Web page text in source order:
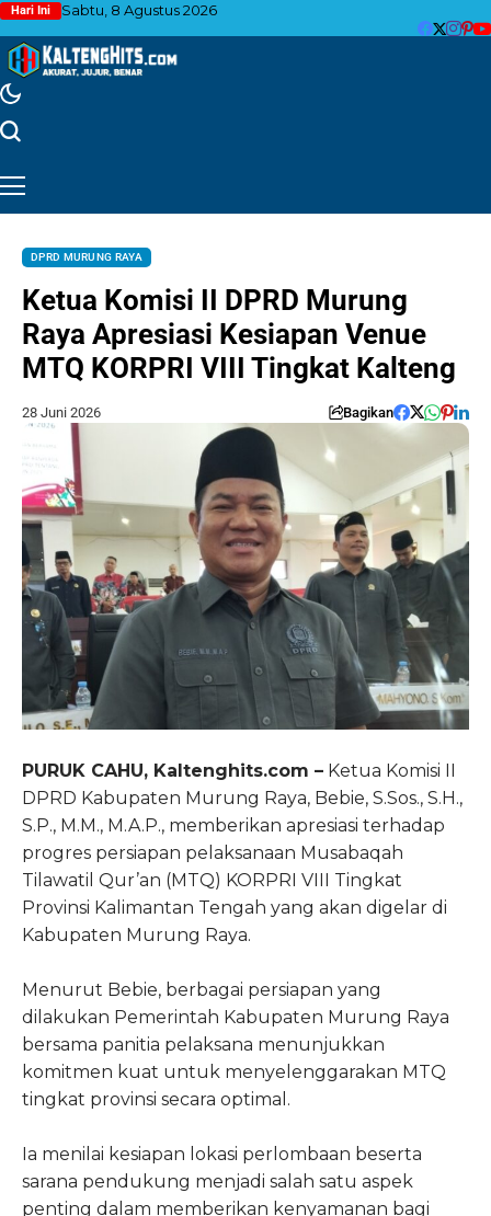
Hari Ini Sabtu, 8 Agustus 2026
DPRD MURUNG RAYA
Ketua Komisi II DPRD Murung
Raya Apresiasi Kesiapan Venue
MTQ KORPRI VIII Tingkat Kalteng
28 Juni 2026 Bagikan
PURUK CAHU, Kaltenghits.com – Ketua Komisi II
DPRD Kabupaten Murung Raya, Bebie, S.Sos., S.H.,
S.P., M.M., M.A.P., memberikan apresiasi terhadap
progres persiapan pelaksanaan Musabaqah
Tilawatil Qur’an (MTQ) KORPRI VIII Tingkat
Provinsi Kalimantan Tengah yang akan digelar di
Kabupaten Murung Raya.
Menurut Bebie, berbagai persiapan yang
dilakukan Pemerintah Kabupaten Murung Raya
bersama panitia pelaksana menunjukkan
komitmen kuat untuk menyelenggarakan MTQ
tingkat provinsi secara optimal.
Ia menilai kesiapan lokasi perlombaan beserta
sarana pendukung menjadi salah satu aspek
penting dalam memberikan kenyamanan bagi